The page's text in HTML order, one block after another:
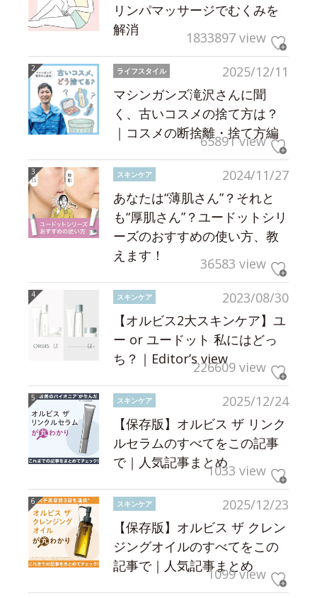
リンパマッサージでむくみを
解消
1833897 view
2025/12/11
ライフスタイル
マシンガンズ滝沢さんに聞
く、古いコスメの捨て方は？
｜コスメの断捨離・捨て方編
65891 view
2024/11/27
スキンケア
あなたは“薄肌さん”？それと
も“厚肌さん”？ユードットシリ
ーズのおすすめの使い方、教
えます！
36583 view
2023/08/30
スキンケア
【オルビス2大スキンケア】ユ
ー or ユードット 私にはどっ
ち？｜Editor’s view226609 view
2025/12/24
スキンケア
【保存版】オルビス ザ リンク
ルセラムのすべてをこの記事
で｜人気記事まとめ1033 view
2025/12/23
スキンケア
【保存版】オルビス ザ クレン
ジングオイルのすべてをこの
記事で｜人気記事まとめ
1099 view